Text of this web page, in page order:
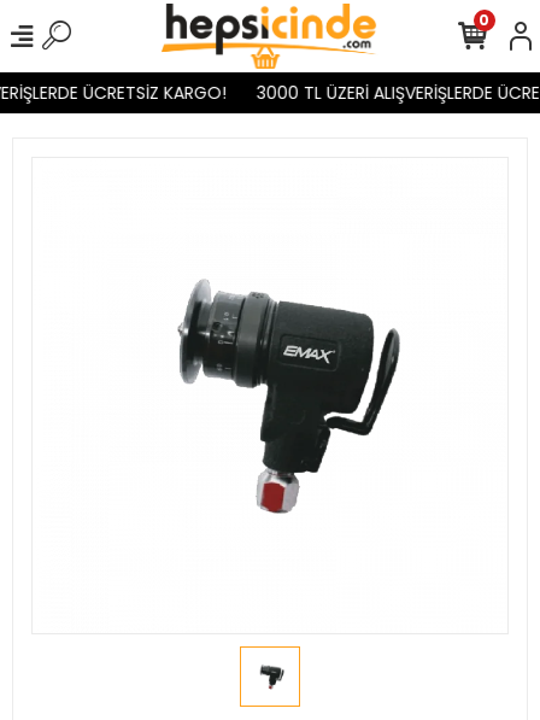
ÜCRETSİZ KARGO! 3000 TL ÜZERİ ALIŞVERİŞLERDE
0